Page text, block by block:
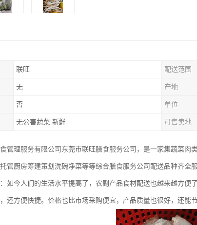
联旺 配送范围
无 产地
否 单位
无公害蔬菜 新鲜 可售卖地
管理服务有限公司东莞市联旺膳食服务公司，是一家集蔬菜肉
管厨房筹建策划洗碗净菜等等综合膳食服务公司配送品种齐全
如今人们的生活水平提高了，农副产品食材配送也越来越方便
还方便快捷。价格也比市场采购便宜，产品质量也很好，还能节